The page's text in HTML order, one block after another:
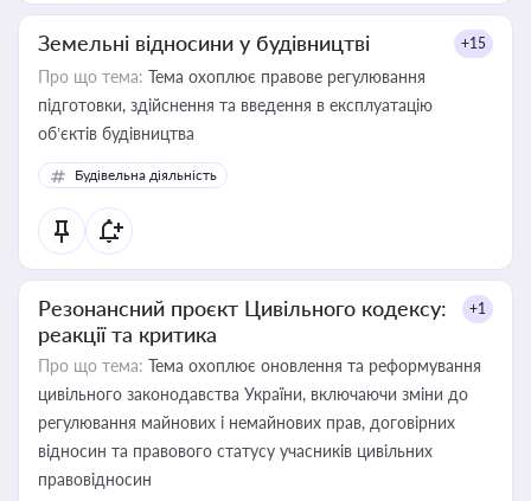
Земельні відносини у будівництві +15
Про що тема: Тема охоплює правове регулювання
підготовки, здійснення та введення в експлуатацію
об’єктів будівництва
Будівельна діяльність
Резонансний проєкт Цивільного кодексу:
реакції та критика
+1
Про що тема: Тема охоплює оновлення та реформування
цивільного законодавства України, включаючи зміни до
регулювання майнових і немайнових прав, договірних
відносин та правового статусу учасників цивільних
правовідносин